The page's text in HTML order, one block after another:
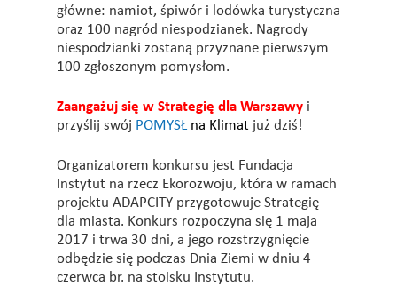
główne: namiot, śpiwór i lodówka turystyczna
oraz 100 nagród niespodzianek. Nagrody
niespodzianki zostaną przyznane pierwszym
100 zgłoszonym pomysłom.
Zaangażuj się w Strategię dla Warszawy i
przyślij swój POMYSŁ na Klimat już dziś!
Organizatorem konkursu jest Fundacja
Instytut na rzecz Ekorozwoju, która w ramach
projektu ADAPCITY przygotowuje Strategię
dla miasta. Konkurs rozpoczyna się 1 maja
2017 i trwa 30 dni, a jego rozstrzygnięcie
odbędzie się podczas Dnia Ziemi w dniu 4
czerwca br. na stoisku Instytutu.